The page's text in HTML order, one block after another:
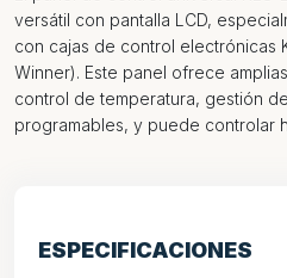
versátil con pantalla LCD,
con cajas de control electrónicas
Winner). Este panel ofrece
control de temperatura, gestión
programables, y puede controlar
ESPECIFICACIONES